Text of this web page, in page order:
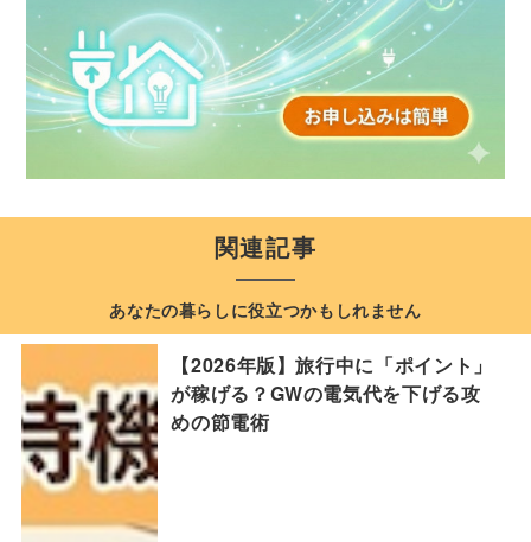
関連記事
あなたの暮らしに役立つかもしれません
【2026年版】旅行中に「ポイント」
が稼げる？GWの電気代を下げる攻
めの節電術